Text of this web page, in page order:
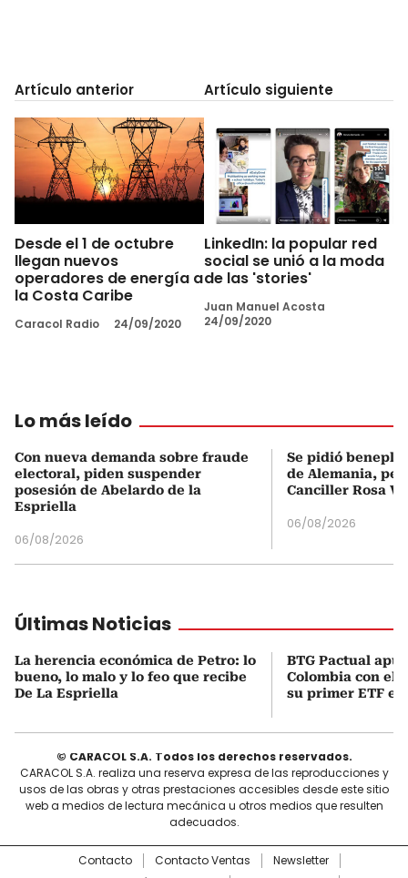
Artículo anterior
Desde el 1 de octubre
llegan nuevos
operadores de energía a
la Costa Caribe
Caracol Radio 24/09/2020
Artículo siguiente
LinkedIn: la popular red
social se unió a la moda
de las 'stories'
Juan Manuel Acosta
24/09/2020
Lo más leído
Con nueva demanda sobre fraude
electoral, piden suspender
posesión de Abelardo de la
Espriella
06/08/2026
Se pidió
de Alemania,
Canciller Rosa
06/08/2026
Últimas Noticias
La herencia económica de Petro: lo
bueno, lo malo y lo feo que recibe
De La Espriella
BTG Pactual
Colombia con el
su primer ETF
© CARACOL S.A. Todos los derechos reservados.
CARACOL S.A. realiza una reserva expresa de las reproducciones y
usos de las obras y otras prestaciones accesibles desde este sitio
web a medios de lectura mecánica u otros medios que resulten
adecuados.
Contacto Contacto Ventas
Newsletter